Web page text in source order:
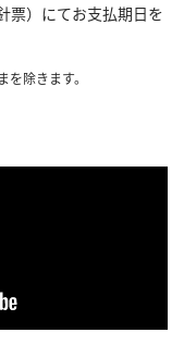
票）にてお支払期日を
除きます。